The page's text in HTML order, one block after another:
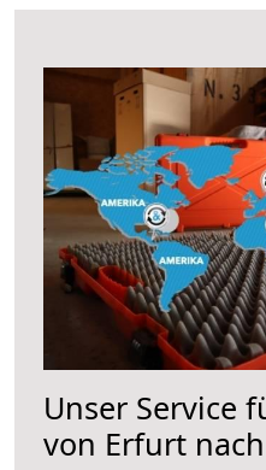
Unser Service
von Erfurt